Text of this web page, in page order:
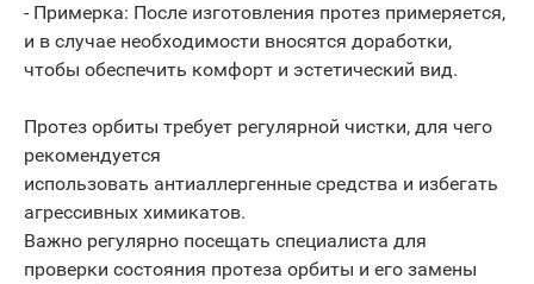
- Примерка: После изготовления протез примеряется,
и в случае необходимости вносятся доработки,
чтобы обеспечить комфорт и эстетический вид.
Протез орбиты требует регулярной чистки, для чего
рекомендуется
использовать антиаллергенные средства и избегать
агрессивных химикатов.
Важно регулярно посещать специалиста для
проверки состояния протеза орбиты и его замены